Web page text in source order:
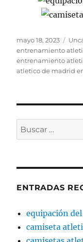
Publicado
el
mayo 18, 2023
entrenamiento
entrenamiento
atletico de madrid
Buscar
por:
ENTRADAS
equipación
camiseta